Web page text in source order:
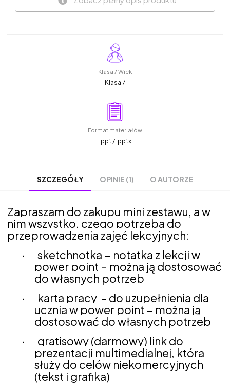
Klasa / Wiek
Klasa 7
Format materiałów
.ppt / .pptx
SZCZEGÓŁY OPINIE (1) O AUTORZE
Zapraszam do zakupu mini zestawu, a w
nim wszystko, czego potrzeba do
przeprowadzenia zajęć lekcyjnych:
·
sketchnotka – notatka z lekcji w
power point – można ją dostosować
do własnych potrzeb
·
karta pracy - do uzupełnienia dla
ucznia w power point – można ją
dostosować do własnych potrzeb
·
gratisowy (darmowy) link do
prezentacji multimedialnej, która
służy do celów niekomercyjnych
(tekst i grafika)